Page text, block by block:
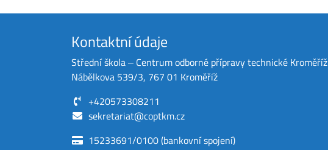
Kontaktní údaje
Střední škola ‒ Centrum odborné přípravy technické Kroměříž
Nábělkova 539/3, 767 01 Kroměříž
+420573308211
sekretariat@coptkm.cz
15233691/0100 (bankovní spojení)